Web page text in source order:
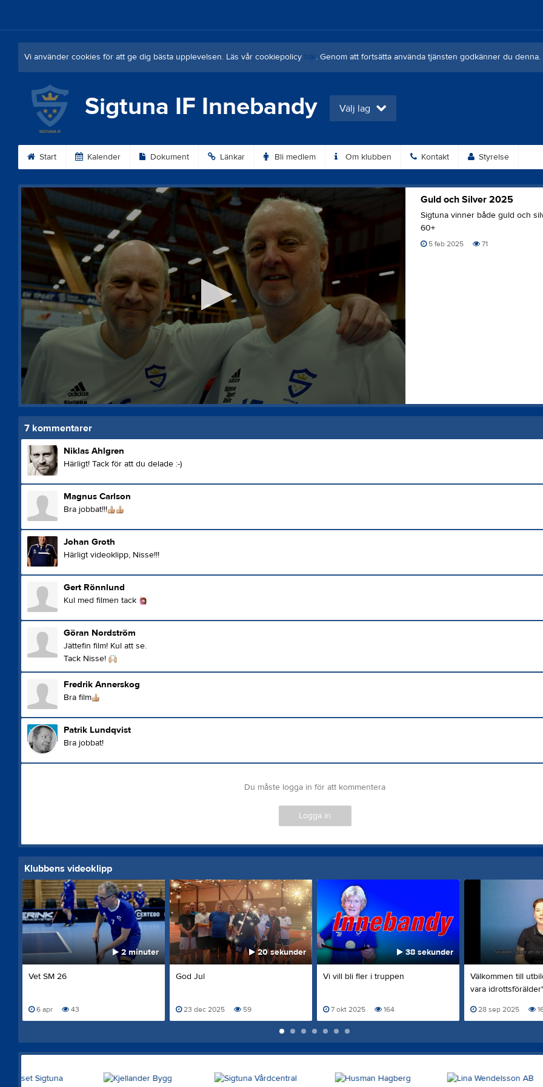
Vi använder cookies för att ge dig bästa upplevelsen. Läs vår cookiepolicy här. Genom att fortsätta använda tjänsten godkänner du denna.
Sigtuna IF Innebandy Välj lag
Start Kalender Dokument Länkar Bli medlem Om klubben Kontakt Styrelse
0
seconds
of
3
minutes,
34
secondsVolume
90%
Guld och Silver 2025
Sigtuna vinner både guld och
60+
5 feb 2025 71
7kommentarer
Niklas Ahlgren
Härligt! Tack för att du delade :-)
Magnus Carlson
Bra jobbat!!!
Johan Groth
Härligt videoklipp, Nisse!!!
Gert Rönnlund
Kul med filmen tack
Göran Nordström
Jättefin film! Kul att se.
Tack Nisse!
Fredrik Annerskog
Bra film
Patrik Lundqvist
Bra jobbat!
Du måste logga in för att kommentera
Logga in
Klubbens videoklipp
2 minuter
Vet SM 26
6 apr 43
20 sekunder
God Jul
23 dec 2025 59
38 sekunder
Vi vill bli fler i truppen
7 okt 2025 164
Välkommen till
vara idrottsförälder"
28 sep 2025